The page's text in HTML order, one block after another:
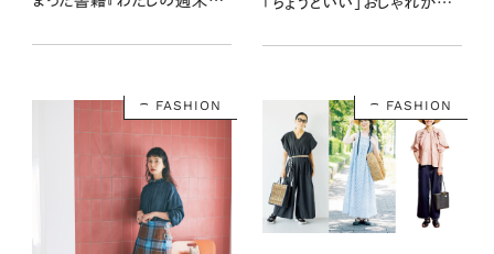
り追求！
FASHION FASHION